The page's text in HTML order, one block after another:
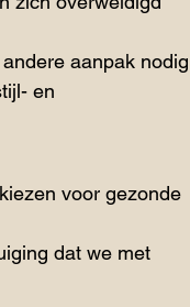
aanpak nodig
en
voor gezonde
dat we met